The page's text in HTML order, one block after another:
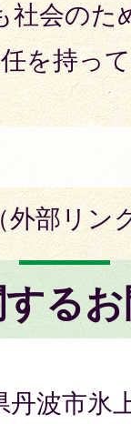
社会のた
を持っ
外部リン
る
波市氷